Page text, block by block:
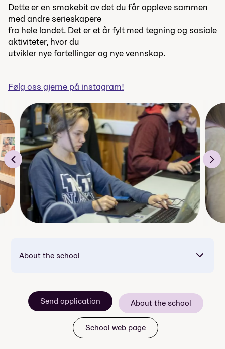
Dette er en smakebit av det du får oppleve sammen
med andre serieskapere
fra hele landet. Det er et år fylt med tegning og sosiale
aktiviteter, hvor du
utvikler nye fortellinger og nye vennskap.
Følg oss gjerne på instagram!
About the school
Send application About the school
School web page